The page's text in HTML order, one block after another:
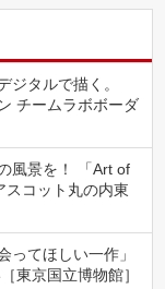
ジタルで描く。
チームラボボーダ
風景を！ 「Art of
スコット丸の内東
ってほしい一作」
東京国立博物館］